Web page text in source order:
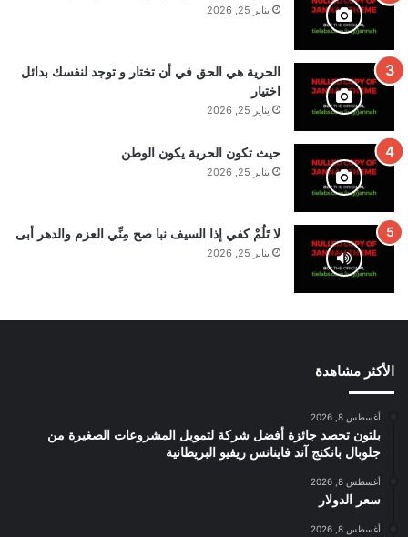
يناير 25, 2026
الحرية هي الحق في أن تختار و توجد لنفسك بدائل
اختيار
يناير 25, 2026
حيث تكون الحرية يكون الوطن
يناير 25, 2026
لا تَلُمْ كفي إذا السيف نبا صح مِنِّي العزم والدهر أبى
يناير 25, 2026
الأكثر مشاهدة
أغسطس 8, 2026
بلتون تحصد جائزة أفضل شركة لتمويل المشروعات الصغيرة من
جلوبال بانكنج آند فاينانس ريفيو البريطانية
أغسطس 8, 2026
سعر الدولار
أغسطس 8, 2026